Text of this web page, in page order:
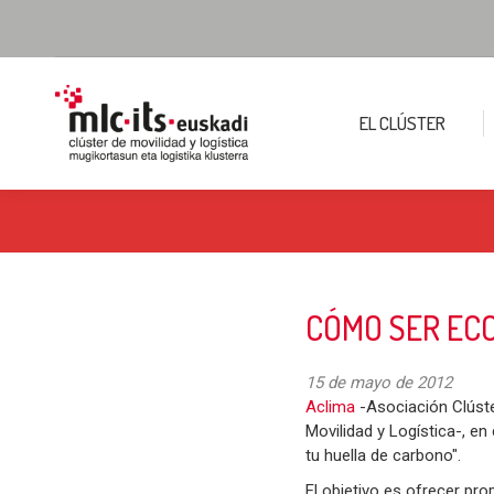
EL CLÚSTER
CÓMO SER
15 de mayo de 2012
Aclima -Asociación
Movilidad y Logística-,
tu huella de carbono".